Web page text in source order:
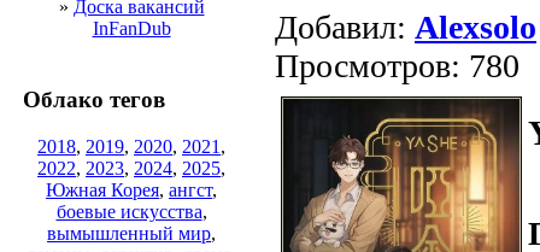
» Доска вакансий
InFanDub
Облако тегов
2018, 2019, 2020, 2021 ,
2022, 2023, 2024, 2025,
Южная Корея, ангст,
боевые искусства,
вымышленный мир,
Добавил: Alexsolo
Просмотров: 780